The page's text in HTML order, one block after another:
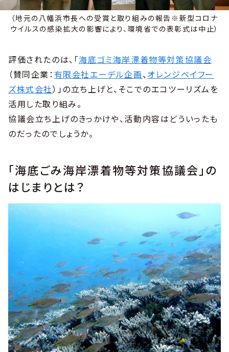
（地元の八幡浜市長への受賞と取り組みの報告※新型コロナ
ウイルスの感染拡大の影響により、環境省での表彰式は中止）
評価されたのは、「海底ゴミ海岸漂着物等対策協議会
（賛同企業： 有限会社エーデル企画、 オレンジベイフー
ズ株式会社）」の立ち上げと、そこでのエコツーリズムを
活用した取り組み。
協議会立ち上げのきっかけや、活動内容はどういったも
のだったのでしょうか。
「海底ごみ海岸漂着物等対策協議会」の
はじまりとは？